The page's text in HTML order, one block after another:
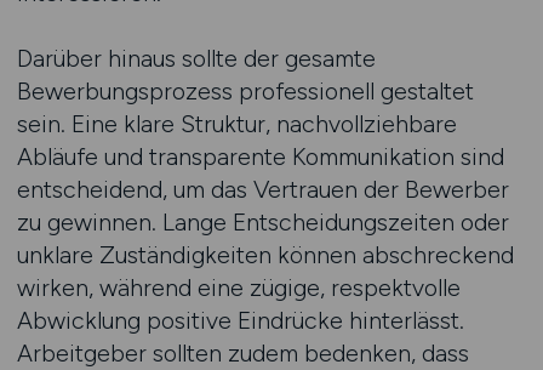
Darüber hinaus sollte der gesamte
Bewerbungsprozess professionell gestaltet
sein. Eine klare Struktur, nachvollziehbare
Abläufe und transparente Kommunikation sind
entscheidend, um das Vertrauen der Bewerber
zu gewinnen. Lange Entscheidungszeiten oder
unklare Zuständigkeiten können abschreckend
wirken, während eine zügige, respektvolle
Abwicklung positive Eindrücke hinterlässt.
Arbeitgeber sollten zudem bedenken, dass